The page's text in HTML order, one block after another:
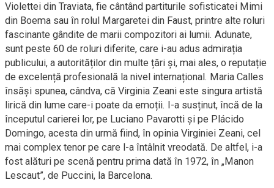
Violettei din Traviata, fie cântând partiturile sofisticatei Mimi
din Boema sau în rolul Margaretei din Faust, printre alte roluri
fascinante gândite de marii compozitori ai lumii. Adunate,
sunt peste 60 de roluri diferite, care i-au adus admirația
publicului, a autorităților din multe țări și, mai ales, o reputație
de excelență profesională la nivel internațional. Maria Calles
însăși spunea, cândva, că Virginia Zeani este singura artistă
lirică din lume care-i poate da emoții. I-a susținut, încă de la
începutul carierei lor, pe Luciano Pavarotti și pe Plácido
Domingo, acesta din urmă fiind, în opinia Virginiei Zeani, cel
mai complex tenor pe care l-a întâlnit vreodată. De altfel, i-a
fost alături pe scenă pentru prima dată în 1972, în „Manon
Lescaut”, de Puccini, la Barcelona.